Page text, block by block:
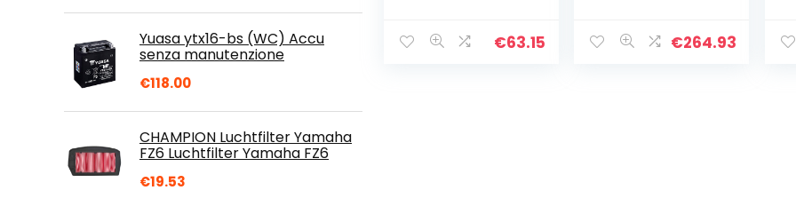
Yuasa ytx16-bs (WC) Accu
senza manutenzione
€118.00
CHAMPION Luchtfilter Yamaha
FZ6 Luchtfilter Yamaha FZ6
€19.53
€63.15
€264.93